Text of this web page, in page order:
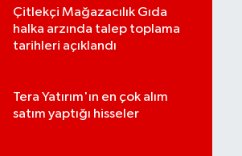
Çitlekçi Mağazacılık Gıda
halka arzında talep toplama
tarihleri açıklandı
Tera Yatırım'ın en çok alım
satım yaptığı hisseler